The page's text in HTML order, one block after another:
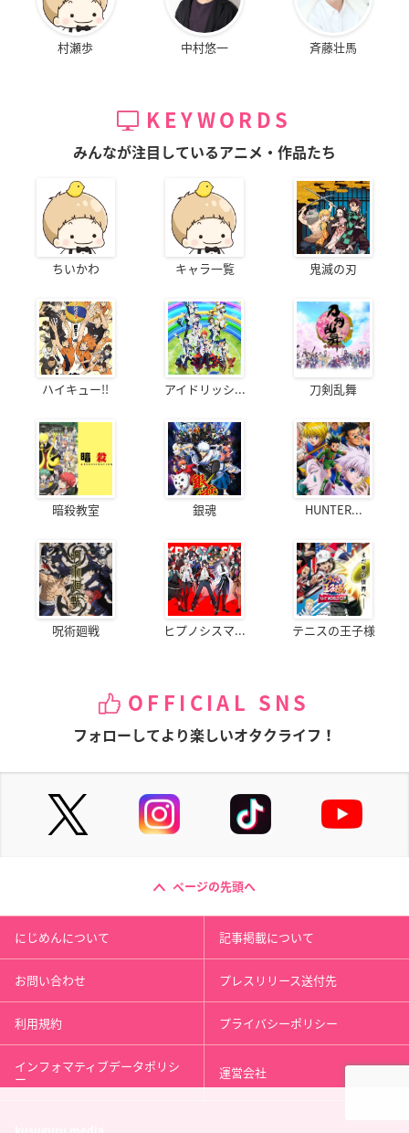
村瀬歩 中村悠一 斉藤壮馬
KEYWORDS
みんなが注目しているアニメ・作品たち
ちいかわ キャラ一覧 鬼滅の刃
ハイキュー!! アイドリッシ... 刀剣乱舞
暗殺教室 銀魂 HUNTER...
呪術廻戦 ヒプノシスマ... テニスの王子様
OFFICIAL SNS
フォローしてより楽しいオタクライフ！
ページの先頭へ
にじめんについて 記事掲載について
お問い合わせ プレスリリース送付先
利用規約 プライバシーポリシー
インフォマティブデータポリシ
ー 運営会社